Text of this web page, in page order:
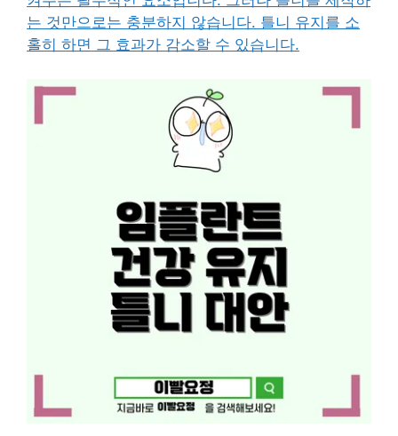
는 것만으로는 충분하지 않습니다. 틀니 유지를 소
홀히 하면 그 효과가 감소할 수 있습니다.